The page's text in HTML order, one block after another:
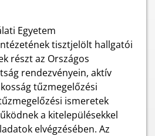
Egyetem
tisztjelölt hallgatói
részt az Országos
rendezvényein, aktív
tűzmegelőzési
ismeretek
a kitelepülésekkel
elvégzésében. Az